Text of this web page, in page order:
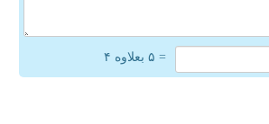
= ۵ بعلاوه ۴